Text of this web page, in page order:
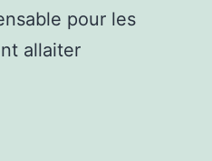
pour les
allaiter